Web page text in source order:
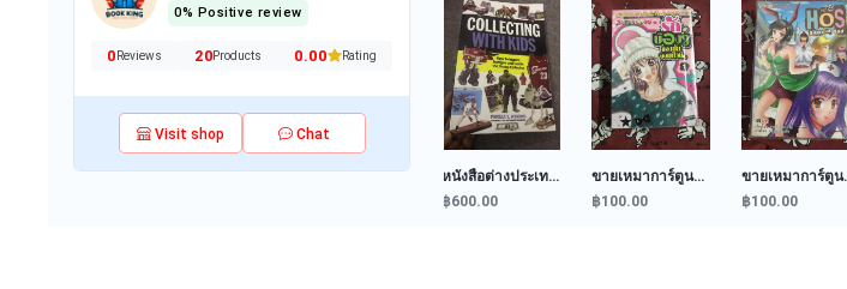
0% Positive review
0 Reviews 20Products 0.00 Rating
Visit shop Chat
ากมังงะที่ได้รับ
ขายหนังสือ Snore
หนังสือต่างประเทศ
ขายเหมาการ์ตูน
รัก...
฿100.00
ขายเหมาการ์ตูน
HOS...
฿100.00
จากมังงะที่ได้รับ
ค...
฿250.00